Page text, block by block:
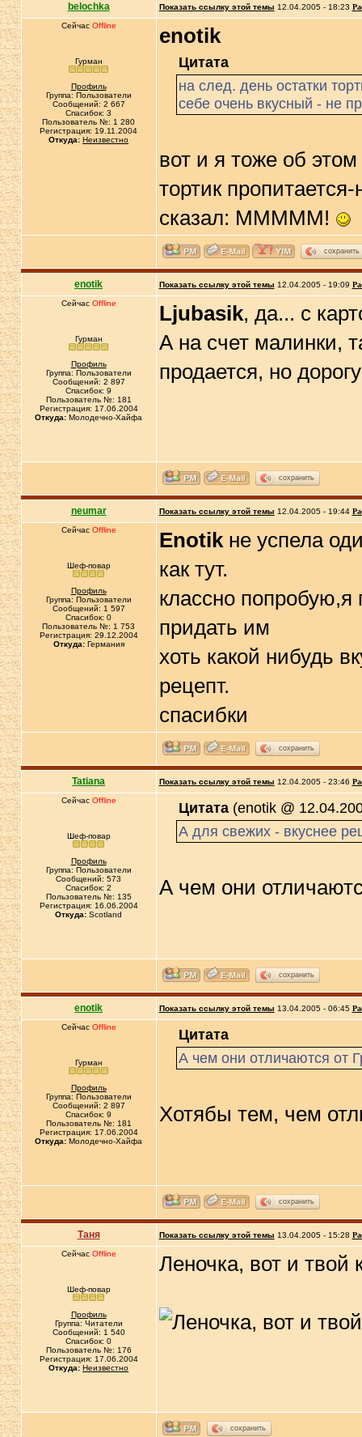
belochka Показать ссылку этой темы 12.04.2005 - 18:23
Сейчас Offline
Гурман
Профиль
Группа: Пользователи
Сообщений: 2 667
Спасибок: 3
Пользователь №: 1 280
Регистрация: 19.11.2004
Откуда: Неизвестно
enotik
Цитата
на след. день остатки
себе очень вкусный - не
вот и я тоже об
тортик
сказал: МММММ!
сохранить
enotik Показать ссылку этой темы 12.04.2005 - 19:09
Сейчас Offline
Гурман
Профиль
Группа: Пользователи
Сообщений: 2 897
Спасибок: 9
Пользователь №: 181
Регистрация: 17.06.2004
Откуда: Молодечно-Хайфа
Ljubasik, да... с
А на счет малинки,
продается, но
сохранить
neumar Показать ссылку этой темы 12.04.2005 - 19:44
Сейчас Offline
Шеф-повар
Профиль
Группа: Пользователи
Сообщений: 1 597
Спасибок: 0
Пользователь №: 1 753
Регистрация: 29.12.2004
Откуда:Германия
Enotikне успела
как тут.
классно попробую,я
придать им
хоть какой нибудь
рецепт.
спасибки
сохранить
Tatiana Показать ссылку этой темы 12.04.2005 - 23:46
Сейчас Offline
Шеф-повар
Профиль
Группа: Пользователи
Сообщений: 573
Спасибок: 2
Пользователь №: 135
Регистрация: 16.06.2004
Откуда: Scotland
Цитата(enotik @
А для свежих - вкуснее
А чем они
сохранить
enotik Показать ссылку этой темы 13.04.2005 - 06:45
Сейчас Offline
Гурман
Профиль
Группа: Пользователи
Сообщений: 2 897
Спасибок: 9
Пользователь №: 181
Регистрация: 17.06.2004
Откуда: Молодечно-Хайфа
Цитата
А чем они отличаются от
Хотябы тем, чем
сохранить
Таня Показать ссылку этой темы 13.04.2005 - 15:28
Сейчас Offline
Шеф-повар
Профиль
Группа: Читатели
Сообщений: 1 540
Спасибок: 0
Пользователь №: 176
Регистрация: 17.06.2004
Откуда: Неизвестно
Леночка, вот и твой
сохранить